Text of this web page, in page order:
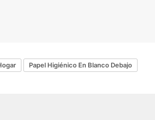
Papel Higiénico En Blanco Debajo